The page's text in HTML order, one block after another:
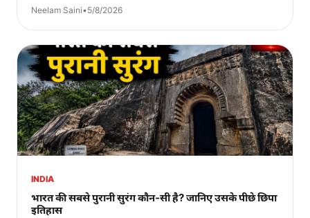
Neelam Saini•5/8/2026
INDIA
भारत की सबसे पुरानी सुरंग कौन-सी है? जानिए उसके पीछे छिपा
इतिहास